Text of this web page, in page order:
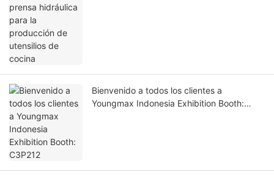
Bienvenido a todos los clientes a
Youngmax Indonesia Exhibition Booth: